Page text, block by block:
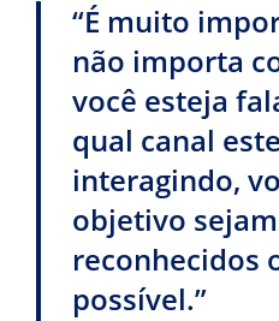
“É muito
não importa
você esteja
qual canal
interagindo,
objetivo sejam
reconhecidos
possível.”